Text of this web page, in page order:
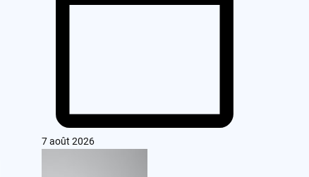
7 août 2026